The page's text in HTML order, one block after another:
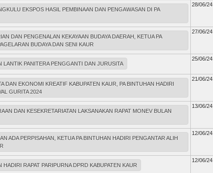
EKSPOS HASIL PEMBINAAN DAN PENGAWASAN DI PA
28/06/24
DAN PENGENALAN KEKAYAAN BUDAYA DAERAH, KETUA PA
BUDAYA DAN SENI KAUR
27/06/24
LANTIK PANITERA PENGGANTI DAN JURUSITA
25/06/24
DAN EKONOMI KREATIF KABUPATEN KAUR, PA BINTUHAN HADIRI
GURITA 2024
21/06/24
DAN KESEKRETARIATAN LAKSANAKAN RAPAT MONEV BULAN
13/06/24
ADA PERPISAHAN, KETUA PA BINTUHAN HADIRI PENGANTAR ALIH
12/06/24
HADIRI RAPAT PARIPURNA DPRD KABUPATEN KAUR
12/06/24